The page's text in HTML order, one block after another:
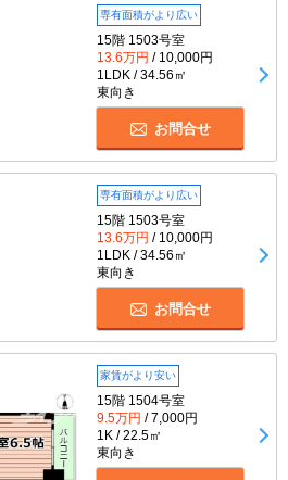
専有面積がより広い
15階 1503号室
13.6万円 / 10,000円
1LDK / 34.56㎡
東向き
お問合せ
専有面積がより広い
15階 1503号室
13.6万円 / 10,000円
1LDK / 34.56㎡
東向き
お問合せ
家賃がより安い
15階 1504号室
9.5万円 / 7,000円
1K / 22.5㎡
東向き